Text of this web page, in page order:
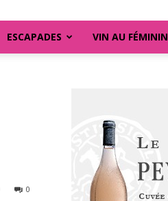
ESCAPADES VIN AU FÉMININ
0